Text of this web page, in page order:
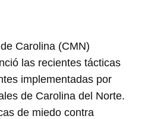
Carolina (CMN)
las recientes tácticas
implementadas por
de Carolina del Norte.
de miedo contra